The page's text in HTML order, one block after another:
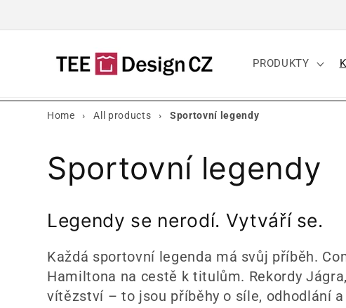
PRODUKTY
Home › All products › Sportovní legendy
K
o
l
e
Sportovní legendy
Legendy se nerodí. Vytváří se.
Každá sportovní legenda má svůj příběh.
Hamiltona na cestě k titulům. Rekordy
vítězství – to jsou příběhy o síle, odhodlání